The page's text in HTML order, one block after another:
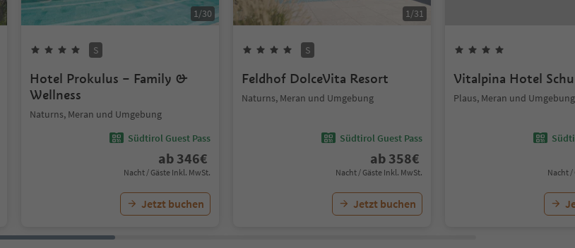
1/30
S
Hotel Prokulus – Family &
Wellness
Naturns, Meran und Umgebung
Südtirol Guest Pass
ab 346€
Nacht / Gäste Inkl. MwSt.
Jetzt buchen
1/31
S
Feldhof DolceVita Resort
Naturns, Meran und Umgebung
Südtirol Guest Pass
ab 358€
Nacht / Gäste Inkl. MwSt.
Jetzt buchen
Vitalpina Hotel
Plaus, Meran und Umgebung
Nacht /